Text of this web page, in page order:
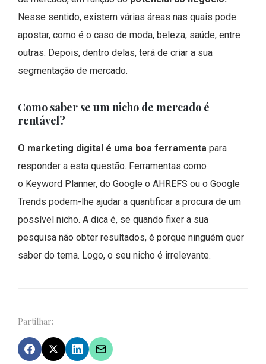
Nesse sentido, existem várias áreas nas quais pode
apostar, como é o caso de moda, beleza, saúde, entre
outras. Depois, dentro delas, terá de criar a sua
segmentação de mercado.
Como saber se um nicho de mercado é
rentável?
O marketing digital é uma boa ferramenta para
responder a esta questão. Ferramentas como
o Keyword Planner, do Google o AHREFS ou o Google
Trends podem-lhe ajudar a quantificar a procura de um
possível nicho. A dica é, se quando fixer a sua
pesquisa não obter resultados, é porque ninguém quer
saber do tema. Logo, o seu nicho é irrelevante.
Partilhar: